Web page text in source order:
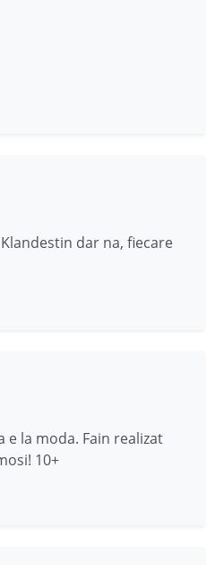
dar na, fiecare
la moda. Fain realizat
10+